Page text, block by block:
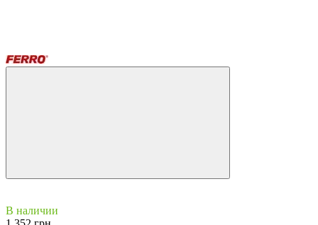
В наличии